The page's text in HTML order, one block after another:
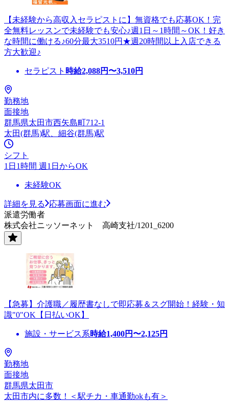
【未経験から高収入セラピストに】無資格でも応募OK！完
全無料レッスンで未経験でも安心♪週1日～1時間～OK！好き
な時間に働ける♪60分最大3510円★週20時間以上入店できる
方大歓迎♪
セラピスト 時給2,088円〜3,510円
勤務地
面接地
群馬県太田市西矢島町712-1
太田(群馬)駅、細谷(群馬)駅
シフト
1日1時間 週1日からOK
未経験OK
詳細を見る
応募画面に進む
派遣労働者
株式会社ニッソーネット 高崎支社/1201_6200
【急募】介護職／履歴書なしで即応募＆スグ開始！経験・知
識"0"OK【日払いOK】
施設・サービス系時給1,400円〜2,125円
勤務地
面接地
群馬県太田市
太田市内に多数！＜駅チカ・車通勤okも有＞